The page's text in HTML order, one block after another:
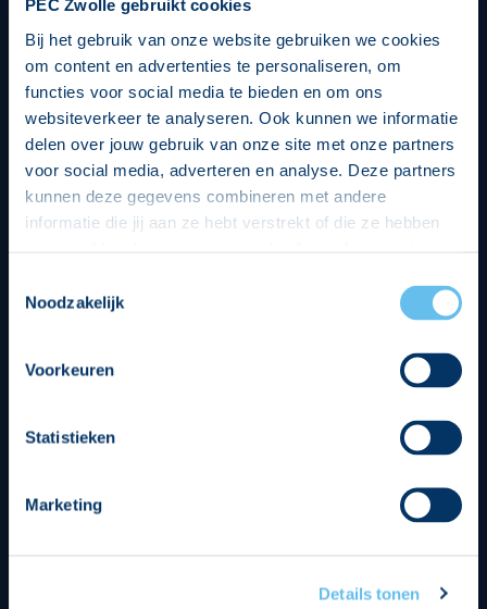
PEC Zwolle gebruikt cookies
Bij het gebruik van onze website gebruiken we cookies
om content en advertenties te personaliseren, om
functies voor social media te bieden en om ons
websiteverkeer te analyseren. Ook kunnen we informatie
delen over jouw gebruik van onze site met onze partners
voor social media, adverteren en analyse. Deze partners
kunnen deze gegevens combineren met andere
informatie die jij aan ze hebt verstrekt of die ze hebben
op een veilige en integere wijze. Je kunt je toestemming
beheren op de privacy- en cookieverklaring pagina.
Noodzakelijk
Voorkeuren
Statistieken
Marketing
Details tonen